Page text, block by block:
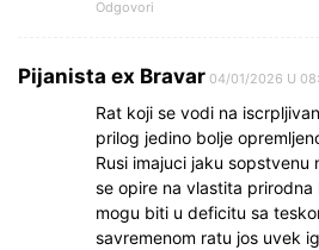
Odgovori
Pijanista ex Bravar 04/01/2026 U
Rat koji se vodi na
prilog jedino bolje
Rusi imajuci jaku sopstvenu
se opire na vlastita
mogu biti u deficitu sa
savremenom ratu jos uvek